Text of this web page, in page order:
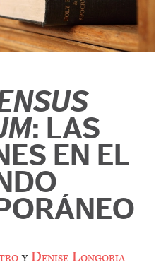
: LAS
EN EL
yDenise Longoria